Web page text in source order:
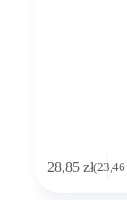
28,85 zł(23,46